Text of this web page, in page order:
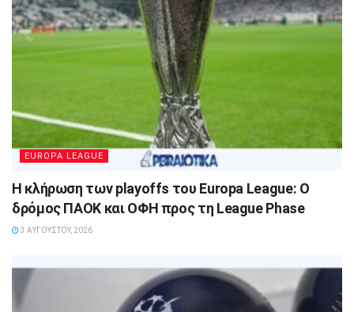
EUROPA LEAGUE
Η κλήρωση των playoffs του Europa League: Ο
δρόμος ΠΑΟΚ και ΟΦΗ προς τη League Phase
3 ΑΥΓΟΎΣΤΟΥ, 2026